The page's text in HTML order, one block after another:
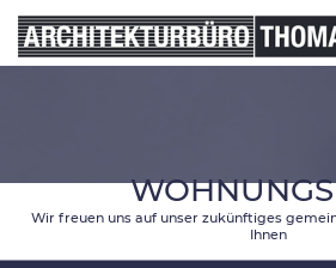
Skip
to
content
Wir freuen uns auf unser zukünftiges
Ihnen